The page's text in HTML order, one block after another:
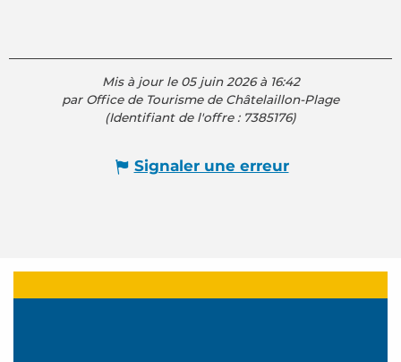
Mis à jour le 05 juin 2026 à 16:42
par Office de Tourisme de Châtelaillon-Plage
(Identifiant de l'offre : 7385176)
Signaler une erreur